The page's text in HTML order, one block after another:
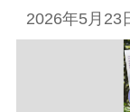
2026年5月23